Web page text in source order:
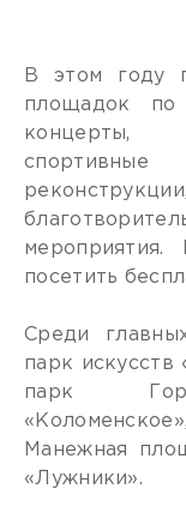
В этом году
площадок
концерты,
спортивные
посетить
Среди
парк искусств
парк
Манежная
«Лужники».